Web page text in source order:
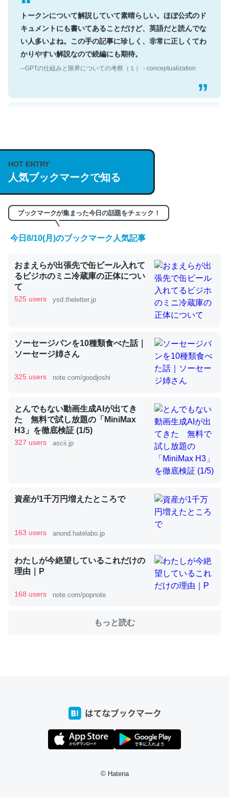
トークンについて解説していて素晴らしい。ほぼ公式のド
キュメントにも書いてあることだけど、英語だと読んでな
い人多いよね。この手の記事に珍しく、非常に正しくてわ
かりやすい解説なので続編にも期待。
─GPTの仕組みと限界についての考察（１） - conceptualization
https://isobe324649.hatenablog.com/entry/2023/03/27
/064121
─GPTの仕組みと限界についての考察（１） - conceptualization
くらい。小説でいう「ずっと前の伏線」は回収されないけ
ど、短期記憶というには多い分量。進化すればするほど分
かりやすく強くなりそう
─GPTの仕組みと限界についての考察（１） - conceptualization
昆虫ってカルシウム少ないのか。知らんかった。調べたら
コオロギのカルシウム分はエビの600分の1程度。
論文では「淡水はカルシウムも酸素も不足してて両方に不
いる鋏角類（カブトガニ・ウミグモ）はカルシウムを使わ
ずキチンを強化してる筈だが、酵素が違うのか？
─ニュース :: 【研究発表】昆虫学の大問題＝「昆虫はなぜ海にいな
これを元に考えるとカルシウムを大量に使う脊椎動物と貝
ジになったり努力してるし。
ウチもEchoを実家に置いて４年。でたまに覗いてる。ぼ
ちぼちRingも置こうかと画策中。あと、Googleマップで
位置情報を共有してる。電池残量や充電中かが分かるので
これ見て生きてるなって分かる。
HOT ENTRY
人気ブックマークで知る
ブックマークが集まった今日の話題をチェック！
今日8/10(月)のブックマーク人気記事
おまえらが出張先で缶ビール入れて
るビジホのミニ冷蔵庫の正体につい
て
525 users ysd.theletter.jp
ソーセージパンを10種類食べた話｜
ソーセージ姉さん
325 users note.com/goodjoshi
とんでもない動画生成AIが出てき
た 無料で試し放題の「MiniMax
H3」を徹底検証 (1/5)
327 users ascii.jp
資産が1千万円増えたところで
163 users anond.hatelabo.jp
わたしが今絶望しているこれだけの
理由｜P
168 users note.com/popnote
もっと読む
© Hatena